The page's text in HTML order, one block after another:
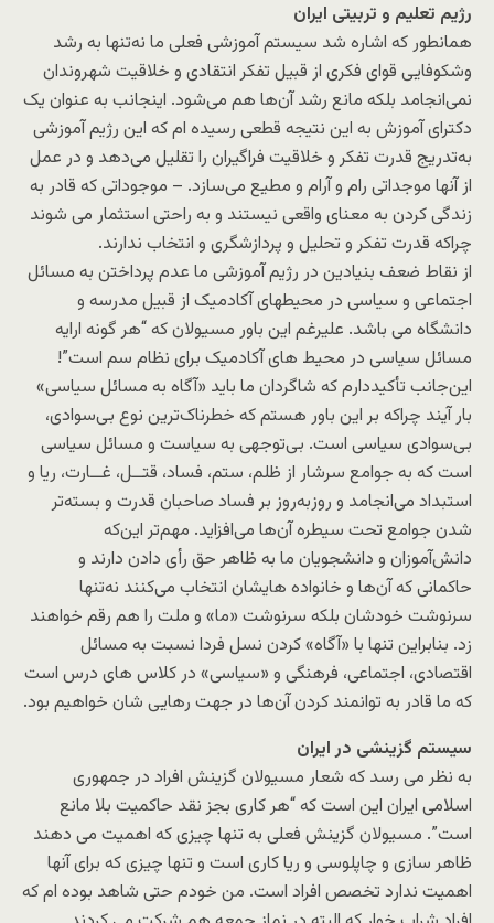
رژیم تعلیم و تربیتی ایران
همانطور که اشاره شد سیستم آموزشی فعلی ما نه‌تنها به رشد
وشکوفایی قوای فکری از قبیل تفکر انتقادی و خلاقیت شهروندان
نمی‌انجامد بلکه مانع رشد آن‌ها هم می‌شود. اینجانب به عنوان یک
دکترای آموزش به این نتیجه قطعی رسیده ام که این رژیم آموزشی
به‌تدریج قدرت تفکر و خلاقیت فراگیران را تقلیل می‌دهد و در عمل
از آنها موجداتی رام و آرام و مطیع می‌سازد. – موجوداتی که قادر به
زندگی کردن به معنای واقعی نیستند و به راحتی استثمار می شوند
چراکه قدرت تفکر و تحلیل و پردازشگری و انتخاب ندارند.
از نقاط ضعف بنیادین در رژیم آموزشی ما عدم پرداختن به مسائل
اجتماعی و سیاسی در محیطهای آکادمیک از قبیل مدرسه و
دانشگاه می باشد. علیرغم این باور مسیولان که “هر گونه ارایه
مسائل سیاسی در محیط های آکادمیک برای نظام سم است”!
این‌جانب تأکیددارم که شاگردان ما باید «آگاه به مسائل سیاسی»
بار آیند چراکه بر این باور هستم که خطرناک‌ترین نوع بی‌سوادی،
بی‌سوادی سیاسی است. بی‌توجهی به سیاست و مسائل سیاسی
است که به جوامع سرشار از ظلم، ستم، فساد، قتــل، غــارت، ریا و
استبداد می‌انجامد و روزبه‌روز بر فساد صاحبان قدرت و بسته‌تر
شدن جوامع تحت سیطره آن‌ها می‌افزاید. مهم‌تر این‌که
دانش‌آموزان و دانشجویان ما به ظاهر حق رأی دادن دارند و
حاکمانی که آن‌ها و خانواده هایشان انتخاب می‌کنند نه‌تنها
سرنوشت خودشان بلکه سرنوشت «ما» و ملت را هم رقم خواهند
زد. بنابراین تنها با «آگاه» کردن نسل فردا نسبت به مسائل
اقتصادی، اجتماعی، فرهنگی و «سیاسی» در کلاس های درس است
که ما قادر به توانمند کردن آن‌ها در جهت رهایی شان خواهیم بود.
سیستم گزینشی در ایران
به نظر می رسد که شعار مسیولان گزینش افراد در جمهوری
اسلامی ایران این است که “هر کاری بجز نقد حاکمیت بلا مانع
است”. مسیولان گزینش فعلی به تنها چیزی که اهمیت می دهند
ظاهر سازی و چاپلوسی و ریا کاری است و تنها چیزی که برای آنها
اهمیت ندارد تخصص افراد است. من خودم حتی شاهد بوده ام که